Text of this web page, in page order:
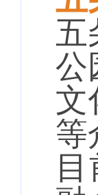
五
公
文
等